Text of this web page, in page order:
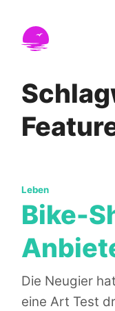
Nicht in Seattle
Bike-
Die Neugier
eine Art Test
Kategorien:
Leben